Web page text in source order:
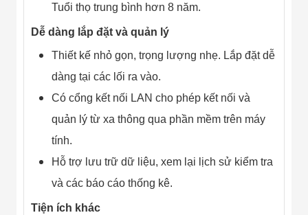
Tuổi thọ trung bình hơn 8 năm.
Dễ dàng lắp đặt và quản lý
Thiết kế nhỏ gọn, trọng lượng nhẹ. Lắp đặt dễ
dàng tại các lối ra vào.
Có cổng kết nối LAN cho phép kết nối và
quản lý từ xa thông qua phần mềm trên máy
tính.
Hỗ trợ lưu trữ dữ liệu, xem lại lịch sử kiểm tra
và các báo cáo thống kê.
Tiện ích khác